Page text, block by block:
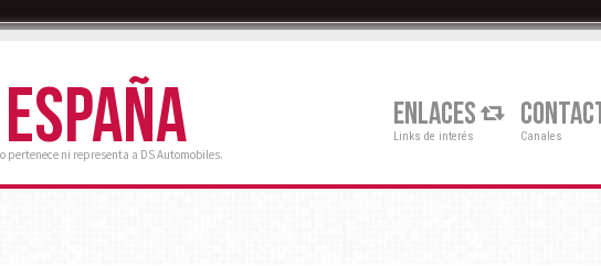
pertenece ni representa a DS Automobiles.
ENLACES
Links de interés Canales